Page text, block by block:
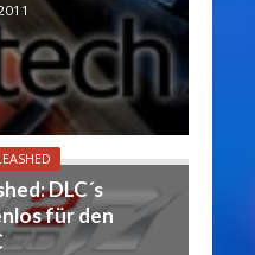
DLC´s
für den